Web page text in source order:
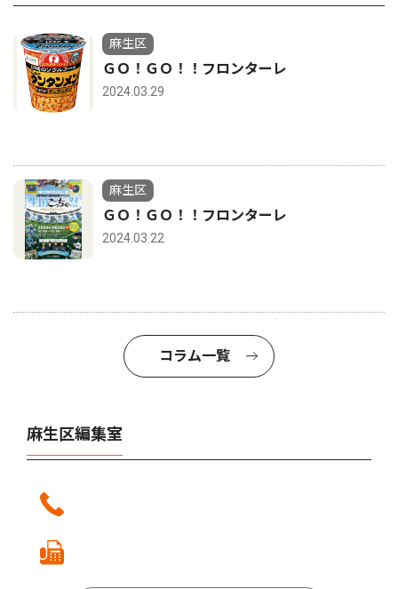
麻生区
ＧＯ！ＧＯ！！フロンターレ
2024.03.29
麻生区
ＧＯ！ＧＯ！！フロンターレ
2024.03.22
コラム一覧
麻生区編集室